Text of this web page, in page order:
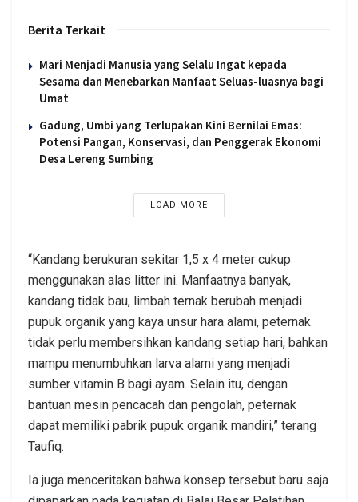
Berita Terkait
Mari Menjadi Manusia yang Selalu Ingat kepada
Sesama dan Menebarkan Manfaat Seluas-luasnya bagi
Umat
Gadung, Umbi yang Terlupakan Kini Bernilai Emas:
Potensi Pangan, Konservasi, dan Penggerak Ekonomi
Desa Lereng Sumbing
LOAD MORE
“Kandang berukuran sekitar 1,5 x 4 meter cukup
menggunakan alas litter ini. Manfaatnya banyak,
kandang tidak bau, limbah ternak berubah menjadi
pupuk organik yang kaya unsur hara alami, peternak
tidak perlu membersihkan kandang setiap hari, bahkan
mampu menumbuhkan larva alami yang menjadi
sumber vitamin B bagi ayam. Selain itu, dengan
bantuan mesin pencacah dan pengolah, peternak
dapat memiliki pabrik pupuk organik mandiri,” terang
Taufiq.
Ia juga menceritakan bahwa konsep tersebut baru saja